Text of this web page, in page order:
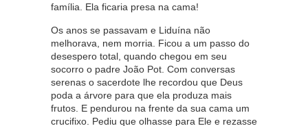
família. Ela ficaria presa na cama!
Os anos se passavam e Liduína não
melhorava, nem morria. Ficou a um passo do
desespero total, quando chegou em seu
socorro o padre João Pot. Com conversas
serenas o sacerdote lhe recordou que Deus
poda a árvore para que ela produza mais
frutos. E pendurou na frente da sua cama um
crucifixo. Pediu que olhasse para Ele e rezasse